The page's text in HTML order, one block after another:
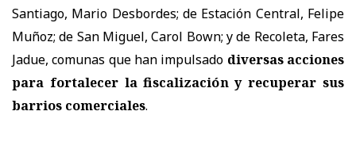
Santiago, Mario Desbordes; de Estación Central, Felipe
Muñoz; de San Miguel, Carol Bown; y de Recoleta, Fares
Jadue, comunas que han impulsado diversas acciones
para fortalecer la fiscalización y recuperar sus
barrios comerciales.